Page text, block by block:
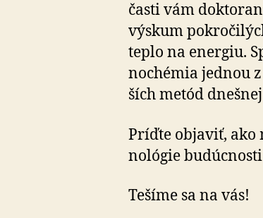
časti vám
výskum
teplo na energiu.
no­ché­mia jednou
ších metód
Príďte objaviť, ako
no­ló­gie
Tešíme sa na vás!